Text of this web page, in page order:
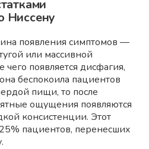
Ниссену
появления симптомов —
или массивной
чего появляется дисфагия,
беспокоила пациентов
пищи, то после
ощущения появляются
консистенции. Этот
пациентов, перенесших